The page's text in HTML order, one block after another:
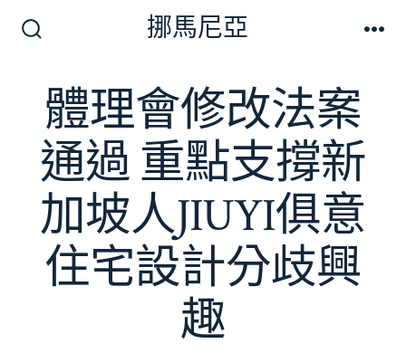
切
換
開
關
挪馬尼亞
體理會修改法案
通過 重點支撐新
加坡人JIUYI俱意
住宅設計分歧興
趣